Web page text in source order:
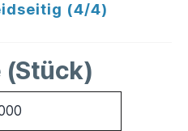
(4/4)
(Stück)